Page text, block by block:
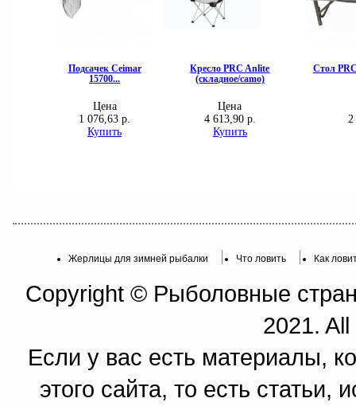
Жерлицы для зимней рыбалки Что ловить Как
Copyright © Рыболовные
2021.
Если у вас есть материалы,
этого сайта, то есть